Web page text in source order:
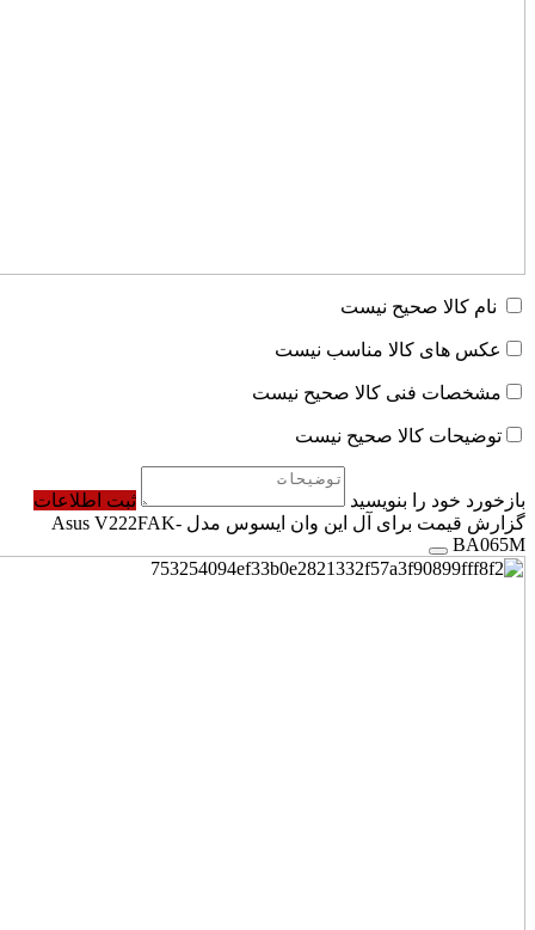
نام کالا صحیح نیست
عکس های کالا مناسب نیست
مشخصات فنی کالا صحیح نیست
توضیحات کالا صحیح نیست
بازخورد خود را بنویسید
ثبت اطلاعات
گزارش قیمت برای آل این وان ایسوس مدل Asus V222FAK-
BA065M